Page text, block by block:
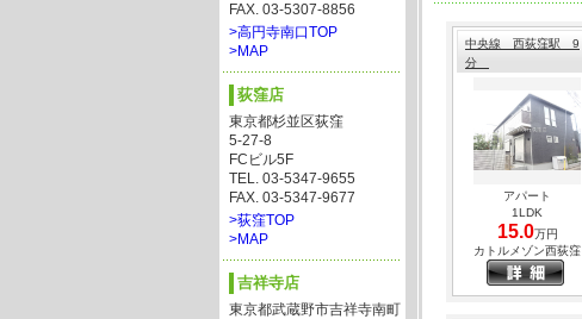
FAX. 03-5307-8856
>高円寺南口TOP
>MAP
荻窪店
東京都杉並区荻窪
5-27-8
FCビル5F
TEL. 03-5347-9655
FAX. 03-5347-9677
>荻窪TOP
>MAP
吉祥寺店
東京都武蔵野市吉祥寺南町
中央線 西荻窪駅 9
分
アパート
1LDK
15.0万円
カトルメゾン西荻窪